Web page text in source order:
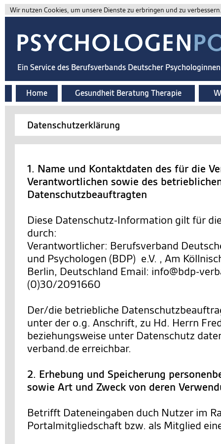
Wir nutzen Cookies, um unsere Dienste zu erbringen und zu
Ein Service des Berufsverbands Deutscher
Home Gesundheit Beratung Therapie
Datenschutzerklärung
1. Name und Kontaktdaten des für die
Verantwortlichen sowie des
Datenschutzbeauftragten
Diese Datenschutz-Information gilt für
durch:
Verantwortlicher: Berufsverband
und Psychologen (BDP) e.V. , Am
Berlin, Deutschland Email: info@bdp-
(0)30/2091660
Der/die betriebliche
unter der o.g. Anschrift, zu Hd. Herrn
beziehungsweise unter Datenschutz
verband.de erreichbar.
2. Erhebung und Speicherung
sowie Art und Zweck von deren
Betrifft Dateneingaben duch Nutzer im
Portalmitgliedschaft bzw. als Mitglied